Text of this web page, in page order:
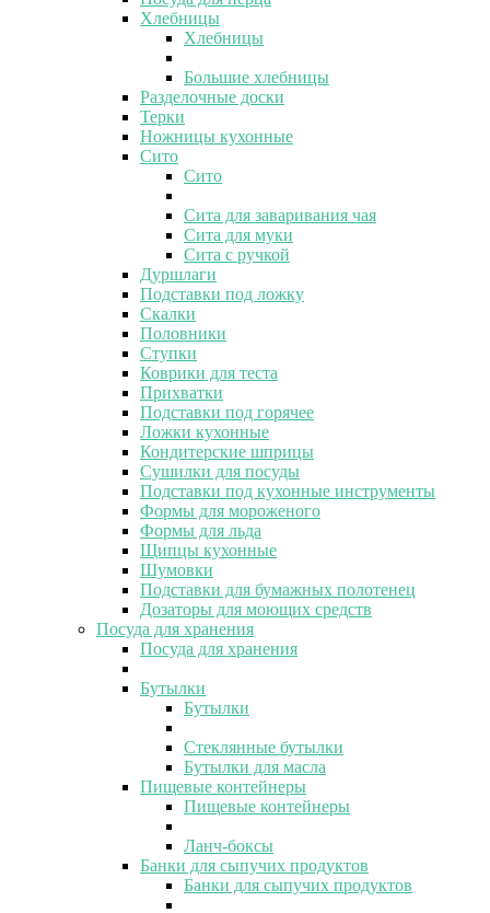
Хлебницы
Хлебницы
Большие хлебницы
Разделочные доски
Терки
Ножницы кухонные
Сито
Сито
Сита для заваривания чая
Сита для муки
Сита с ручкой
Дуршлаги
Подставки под ложку
Скалки
Половники
Ступки
Коврики для теста
Прихватки
Подставки под горячее
Ложки кухонные
Кондитерские шприцы
Сушилки для посуды
Подставки под кухонные инструменты
Формы для мороженого
Формы для льда
Щипцы кухонные
Шумовки
Подставки для бумажных полотенец
Дозаторы для моющих средств
Посуда для хранения
Посуда для хранения
Бутылки
Бутылки
Стеклянные бутылки
Бутылки для масла
Пищевые контейнеры
Пищевые контейнеры
Ланч-боксы
Банки для сыпучих продуктов
Банки для сыпучих продуктов